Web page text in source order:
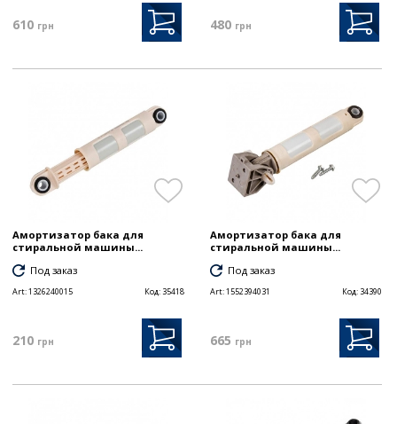
610 грн 480 грн
Амортизатор бака для
стиральной машины...
Под заказ
Art:1326240015 Код: 35418
210 грн
Амортизатор бака для
стиральной машины...
Под заказ
Art:1552394031 Код: 34390
665 грн